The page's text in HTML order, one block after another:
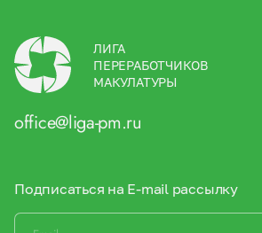
ЛИГА
ПЕРЕРАБОТЧИКОВ
МАКУЛАТУРЫ
office@liga-pm.ru
Подписаться на E-mail рассылку